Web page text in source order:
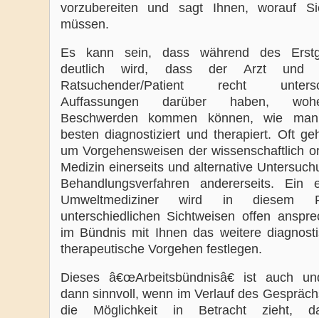
vorzubereiten und sagt Ihnen, worauf
müssen.
Es kann sein, dass während des
deutlich wird, dass der Arzt und
Ratsuchender/Patient recht
Auffassungen darüber haben,
Beschwerden kommen können, wie
besten diagnostiziert und therapiert. Oft
um Vorgehensweisen der wissenschaftlich
Medizin einerseits und alternative
Behandlungsverfahren andererseits. Ein
Umweltmediziner wird in diesem
unterschiedlichen Sichtweisen offen
im Bündnis mit Ihnen das weitere
therapeutische Vorgehen festlegen.
Dieses â€œArbeitsbündnisâ€ ist auch
dann sinnvoll, wenn im Verlauf des
die Möglichkeit in Betracht zieht,